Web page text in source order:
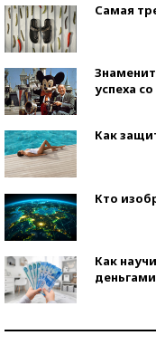
Самая
успеха
Как
Кто
Как